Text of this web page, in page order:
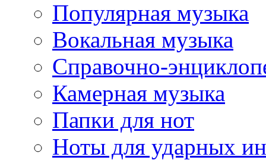
Популярная музыка
Вокальная музыка
Справочно-
Камерная музыка
Папки для нот
Ноты для ударных